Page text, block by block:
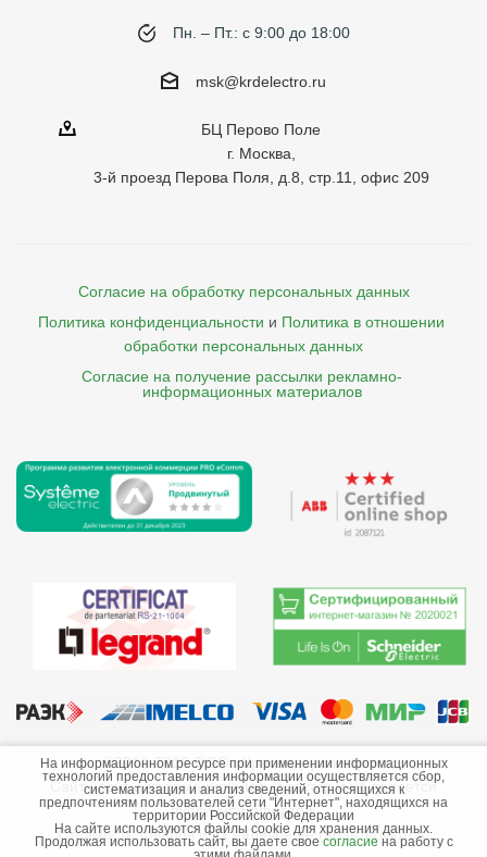
Пн. – Пт.: с 9:00 до 18:00
msk@krdelectro.ru
БЦ Перово Поле
г. Москва,
3-й проезд Перова Поля, д.8, стр.11, офис 209
Согласие на обработку персональных данных
Политика конфиденциальности и Политика в отношении
обработки персональных данных
Согласие на получение рассылки рекламно-
    информационных материалов
©2013-2026 ООО «Краснодарэлектро»
Сайт носит информационный характер и не является
публичной офертой.
Стоимость товаров и их наличие не гарантируются.
На информационном ресурсе при применении информационных
технологий предоставления информации осуществляется сбор,
систематизация и анализ сведений, относящихся к
предпочтениям пользователей сети "Интернет", находящихся на
территории Российской Федерации
На сайте используются файлы cookie для хранения данных.
Продолжая использовать сайт, вы даете свое согласие на работу с